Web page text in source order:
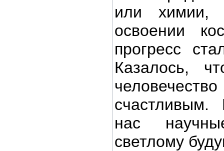
или
освоении
прогресс
Казалось,
нас
светлому